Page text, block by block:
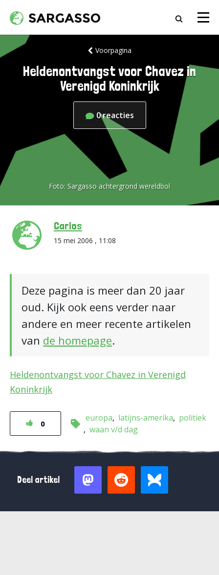
Voorpagina
Heldenontvangst voor Chavez in
Verenigd Koninkrijk
0reacties
Foto: Sargasso achtergrond wereldbol
Carlos
15 mei 2006 , 11:08
Deze pagina is meer dan 20 jaar
oud. Kijk ook eens verder naar
andere en meer recente artikelen
van de homepage.
Heldenontvangst voor Chavez in Verenigd
Koninkrijk
0
europa latijns-amerika
politiek
waan v/d dag
Deel artikel